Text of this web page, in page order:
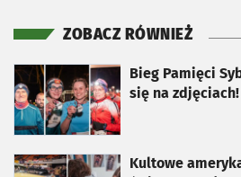
ZOBACZ RÓWNIEŻ
Bieg Pamięci
się na zdjęciach!
otworzy się w nowej karcie
Kultowe
otworzy się w nowej karcie